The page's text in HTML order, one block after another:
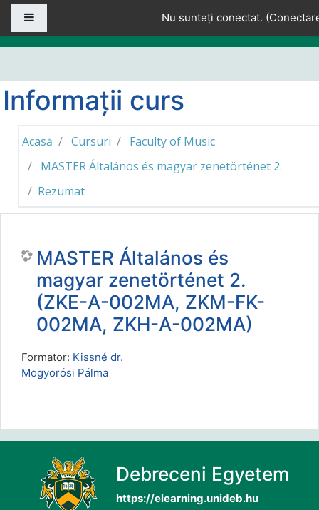
Sari la conţinutul principal
Nu sunteți conectat. (
Informații curs
Acasă Cursuri
Faculty of Music
MASTER Általános és magyar zenetörténet 2.
Rezumat
MASTER Általános és
magyar zenetörténet 2.
(ZKE-A-002MA, ZKM-FK-
002MA, ZKH-A-002MA)
Formator: Kissné dr.
Mogyorósi Pálma
Debreceni Egyetem
https://elearning.unideb.hu